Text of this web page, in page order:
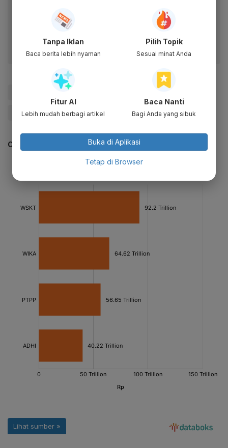
Dapatkan pengalaman membaca lebih nyaman dan nikmati
fitur menarik lainnya lewat aplikasi mobile Katadata.
#Waskita Karya
#Hutama Karya #Update Me
CEK JUGA DATA INI
Tanpa Iklan
Baca berita lebih nyaman
Pilih Topik
Sesuai minat Anda
Fitur AI
Lebih mudah berbagi artikel
Baca Nanti
Bagi Anda yang sibuk
Buka di Aplikasi
Tetap di Browser